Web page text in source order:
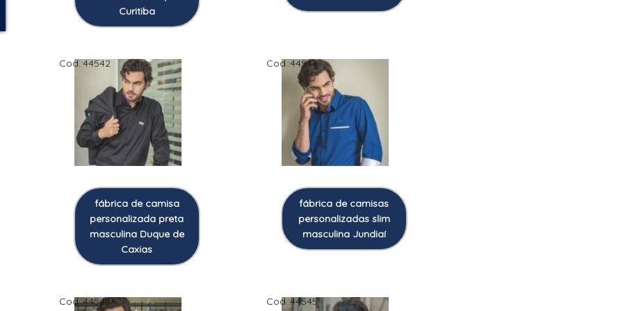
Curitiba
Cod.:44542
fábrica de camisa
personalizada preta
masculina Duque de
Caxias
Cod.:44543
fábrica de camisas
personalizadas slim
masculina Jundiaí
Cod.:44544 Cod.:44545